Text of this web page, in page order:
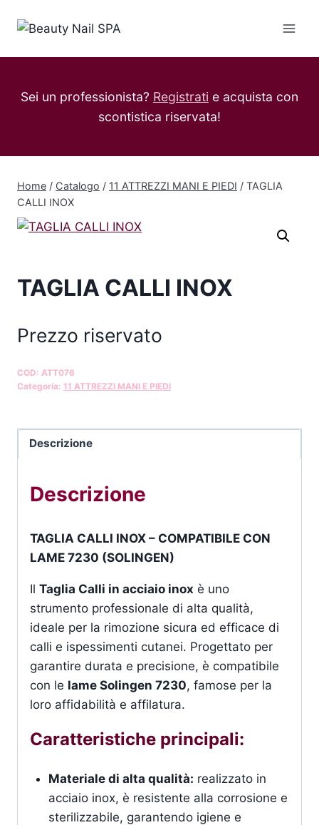
Sei un professionista? Registrati e acquista con
scontistica riservata!
Home / Catalogo / 11 ATTREZZI MANI E PIEDI / TAGLIA
CALLI INOX
TAGLIA CALLI INOX
Prezzo riservato
COD: ATT076
Categoria: 11 ATTREZZI MANI E PIEDI
Descrizione
Descrizione
TAGLIA CALLI INOX – COMPATIBILE CON
LAME 7230 (SOLINGEN)
Il Taglia Calli in acciaio inox è uno
strumento professionale di alta qualità,
ideale per la rimozione sicura ed efficace di
calli e ispessimenti cutanei. Progettato per
garantire durata e precisione, è compatibile
con le lame Solingen 7230, famose per la
loro affidabilità e affilatura.
Caratteristiche principali:
Materiale di alta qualità: realizzato in
acciaio inox, è resistente alla corrosione e
sterilizzabile, garantendo igiene e